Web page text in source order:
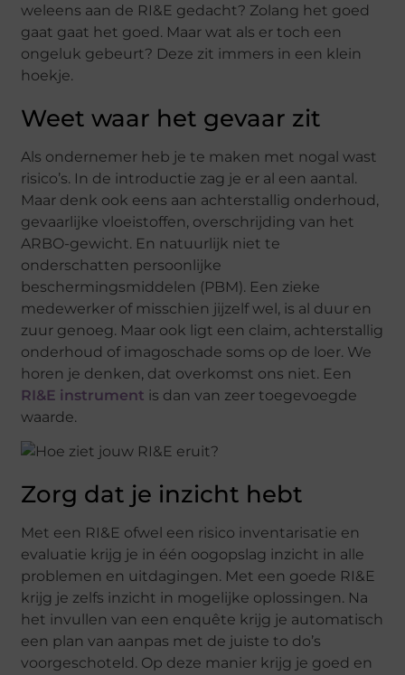
weleens aan de RI&E gedacht? Zolang het goed
gaat gaat het goed. Maar wat als er toch een
ongeluk gebeurt? Deze zit immers in een klein
hoekje.
Weet waar het gevaar zit
Als ondernemer heb je te maken met nogal wast
risico’s. In de introductie zag je er al een aantal.
Maar denk ook eens aan achterstallig onderhoud,
gevaarlijke vloeistoffen, overschrijding van het
ARBO-gewicht. En natuurlijk niet te
onderschatten persoonlijke
beschermingsmiddelen (PBM). Een zieke
medewerker of misschien jijzelf wel, is al duur en
zuur genoeg. Maar ook ligt een claim, achterstallig
onderhoud of imagoschade soms op de loer. We
horen je denken, dat overkomst ons niet. Een
RI&E instrument is dan van zeer toegevoegde
waarde.
Zorg dat je inzicht hebt
Met een RI&E ofwel een risico inventarisatie en
evaluatie krijg je in één oogopslag inzicht in alle
problemen en uitdagingen. Met een goede RI&E
krijg je zelfs inzicht in mogelijke oplossingen. Na
het invullen van een enquête krijg je automatisch
een plan van aanpas met de juiste to do’s
voorgeschoteld. Op deze manier krijg je goed en